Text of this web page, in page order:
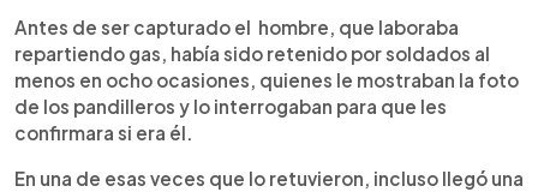
Antes de ser capturado el hombre, que laboraba
repartiendo gas, había sido retenido por soldados al
menos en ocho ocasiones, quienes le mostraban la foto
de los pandilleros y lo interrogaban para que les
confirmara si era él.
En una de esas veces que lo retuvieron, incluso llegó una